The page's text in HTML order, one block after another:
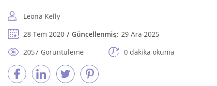
Leona Kelly
28 Tem 2020
Güncellenmiş: 29 Ara 2025
2057 Görüntüleme
0 dakika okuma